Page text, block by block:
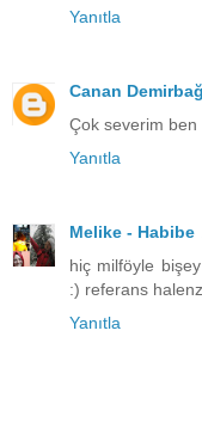
Yanıtla
Canan Demirbağ
Çok severim ben
Yanıtla
Melike - Habibe
hiç milföyle
:) referans
Yanıtla